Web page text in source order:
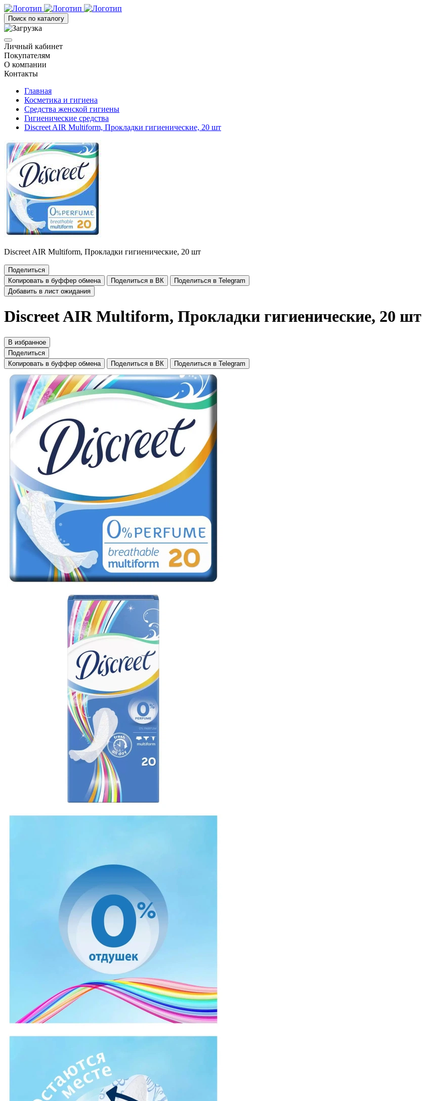
Поиск по каталогу
Личный кабинет
Покупателям
О компании
Контакты
Главная
Косметика и гигиена
Средства женской гигиены
Гигиенические средства
Discreet AIR Multiform, Прокладки гигиенические, 20 шт
Discreet AIR Multiform, Прокладки гигиенические, 20 шт
Поделиться
Копировать в буффер обмена
Поделиться в ВК
Поделиться в Telegram
Добавить в лист ожидания
Discreet AIR Multiform, Прокладки гигиенические, 20 шт
В избранное
Поделиться
Копировать в буффер обмена
Поделиться в ВК Поделиться в Telegram